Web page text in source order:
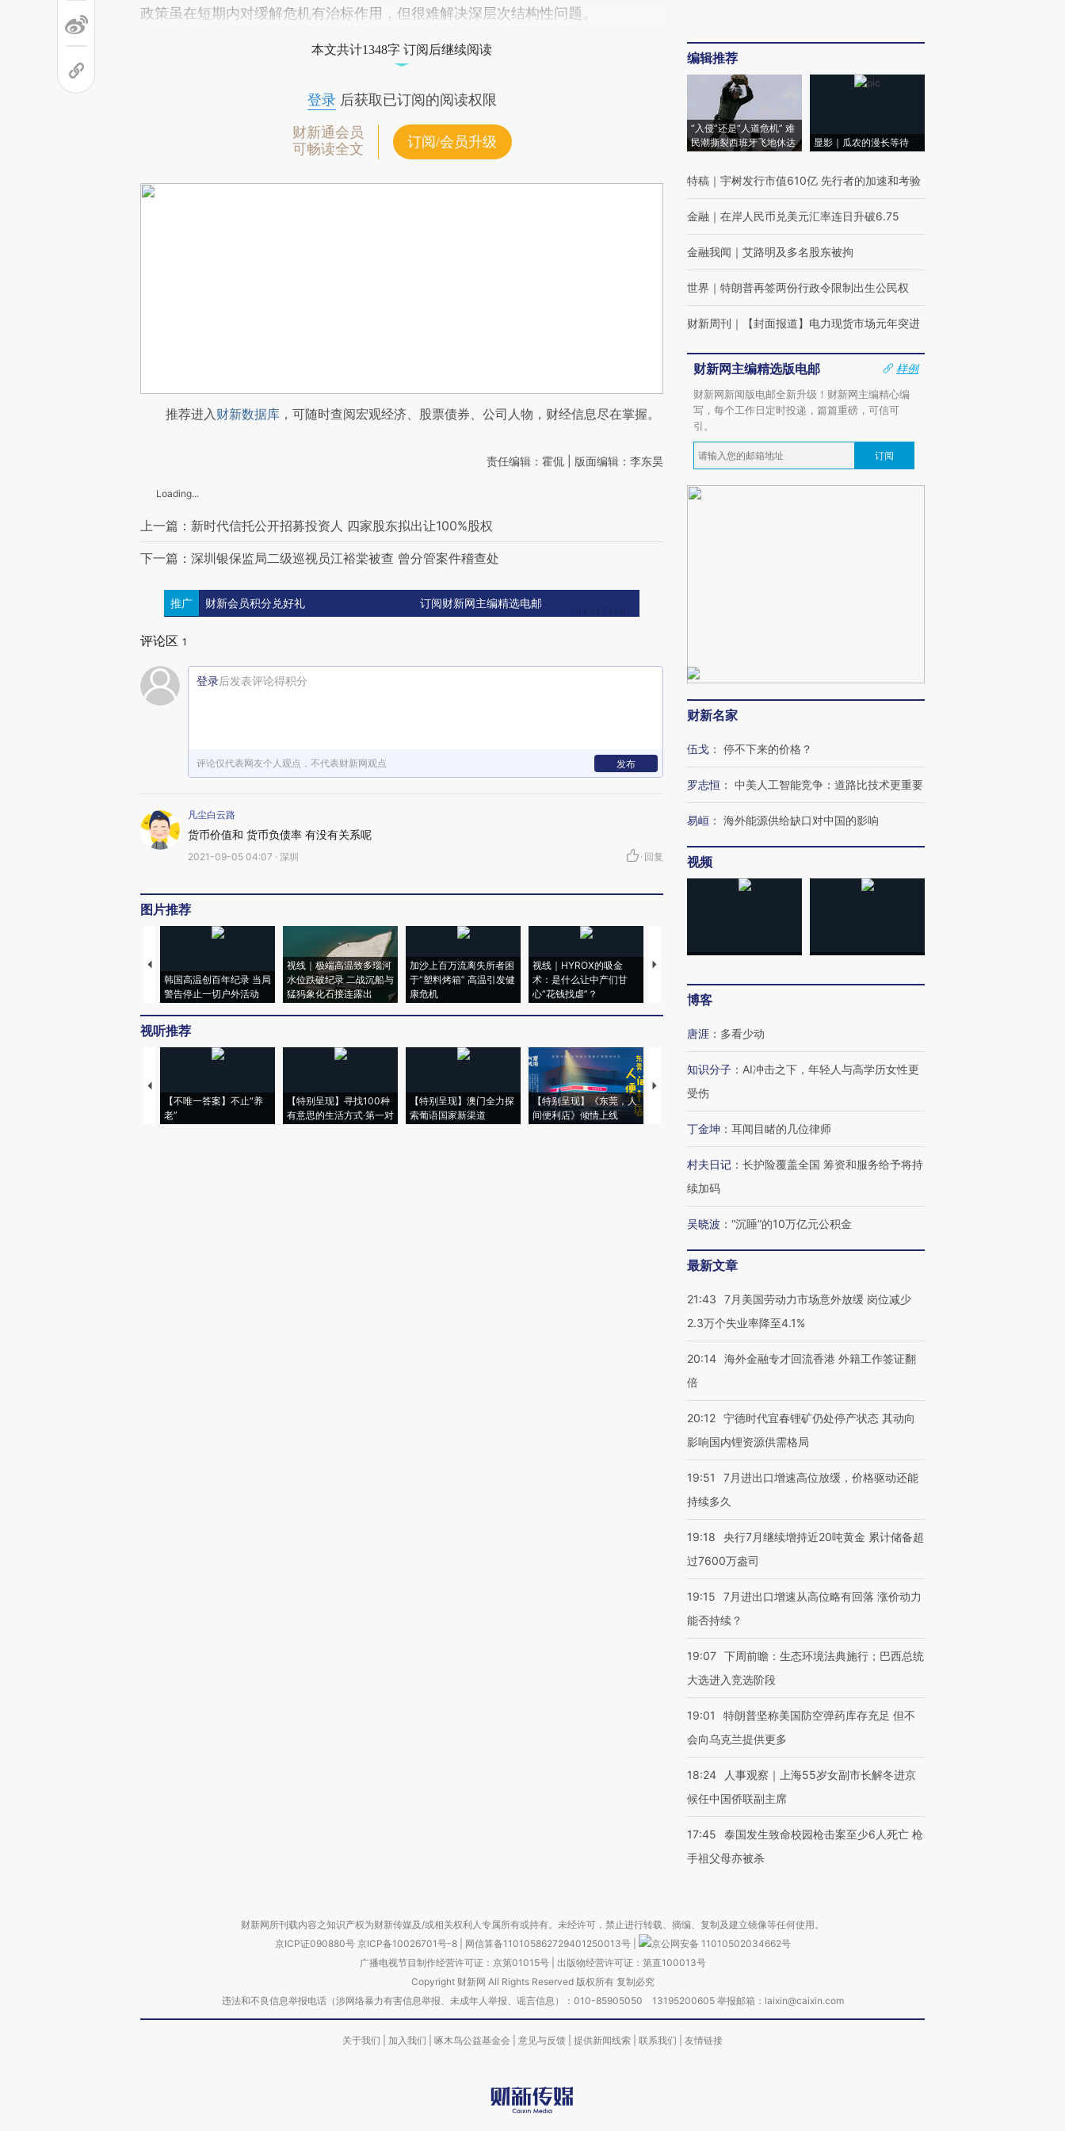
政策虽在短期内对缓解危机有治标作用，但很难解决深层次结构性问题。
本文共计1348字 订阅后继续阅读
登录后获取已订阅的阅读权限
财新通会员
可畅读全文
订阅/会员升级
推荐进入财新数据库 ，可随时查阅宏观经济、股票债券、公司人物，财经信息尽在掌握。
责任编辑：霍侃 | 版面编辑：李东昊
Loading...
上一篇：新时代信托公开招募投资人 四家股东拟出让100%股权
下一篇：深圳银保监局二级巡视员江裕棠被查 曾分管案件稽查处
推广 财新会员积分兑好礼 订阅财新网主编精选电邮
评论区 1
登录后发表评论得积分
评论仅代表网友个人观点，不代表财新网观点 发布
凡尘白云路
货币价值和 货币负债率 有没有关系呢
2021-09-05 04:07 · 深圳 · 回复
图片推荐
韩国高温创百年纪录 当局
警告停止一切户外活动
视线｜极端高温致多瑙河
水位跌破纪录 二战沉船与
猛犸象化石接连露出
加沙上百万流离失所者困
于“塑料烤箱” 高温引发健
康危机
视线｜HYROX的吸金
术：是什么让中产们甘
心“花钱找虐”？
马航飞行员跨国走私7万
视听推荐
【不唯一答案】不止“养
老”
【特别呈现】寻找100种
有意思的生活方式·第一对
【特别呈现】澳门全力探
索葡语国家新渠道
【特别呈现】《东莞，人
间便利店》倾情上线
【推广】走进第四届链博
会，让数智科技“链”接产
有意思的生活方式·第三对
住三大增长引擎是什么？
编辑推荐
“入侵”还是“人道危机” 难
民潮撕裂西班牙飞地休达
显影｜瓜农的漫长等待
特稿 ｜ 宇树发行市值610亿 先行者的加速和考验
金融 ｜ 在岸人民币兑美元汇率连日升破6.75
金融我闻 ｜ 艾路明及多名股东被拘
世界 ｜ 特朗普再签两份行政令限制出生公民权
财新周刊 ｜ 【封面报道】电力现货市场元年突进
财新网主编精选版电邮
样例
财新网新闻版电邮全新升级！财新网主编精心编
写，每个工作日定时投递，篇篇重磅，可信可
引。
订阅
财新名家
伍戈 ： 停不下来的价格？
罗志恒 ： 中美人工智能竞争：道路比技术更重要
易峘 ： 海外能源供给缺口对中国的影响
视频
博客
唐涯 ： 多看少动
知识分子 ： AI冲击之下，年轻人与高学历女性更
受伤
丁金坤 ： 耳闻目睹的几位律师
村夫日记 ： 长护险覆盖全国 筹资和服务给予将持
续加码
吴晓波 ： “沉睡”的10万亿元公积金
最新文章
21:43
7月美国劳动力市场意外放缓 岗位减少
2.3万个失业率降至4.1%
20:14 海外金融专才回流香港 外籍工作签证翻
倍
20:12 宁德时代宜春锂矿仍处停产状态 其动向
影响国内锂资源供需格局
19:51
7月进出口增速高位放缓，价格驱动还能
持续多久
19:18
央行7月继续增持近20吨黄金 累计储备超
过7600万盎司
19:15
7月进出口增速从高位略有回落 涨价动力
能否持续？
19:07 下周前瞻：生态环境法典施行；巴西总统
大选进入竞选阶段
19:01
特朗普坚称美国防空弹药库存充足 但不
会向乌克兰提供更多
18:24
人事观察｜上海55岁女副市长解冬进京
候任中国侨联副主席
17:45
泰国发生致命校园枪击案至少6人死亡 枪
手祖父母亦被杀
财新网所刊载内容之知识产权为财新传媒及/或相关权利人专属所有或持有。未经许可，禁止进行转载、摘编、复制及建立镜像等任何使用。
京ICP证090880号 京ICP备10026701号-8 网信算备110105862729401250013号
京公网安备 11010502034662号
广播电视节目制作经营许可证：京第01015号| 出版物经营许可证：第直100013号
Copyright 财新网 All Rights Reserved 版权所有 复制必究
违法和不良信息举报电话（涉网络暴力有害信息举报、未成年人举报、谣言信息）：010-85905050 13195200605 举报邮箱：laixin@caixin.com
关于我们 加入我们 啄木鸟公益基金会 意见与反馈 提供新闻线索 联系我们 友情链接